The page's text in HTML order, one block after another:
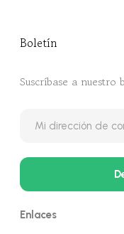
Boletín
Suscríbase a nuestro
Enlaces